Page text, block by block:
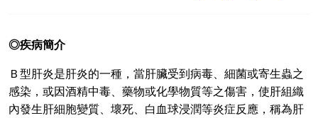
◎疾病簡介
Ｂ型肝炎是肝炎的一種，當肝臟受到病毒、細菌或寄生蟲之
感染，或因酒精中毒、藥物或化學物質等之傷害，使肝組織
內發生肝細胞變質、壞死、白血球浸潤等炎症反應，稱為肝